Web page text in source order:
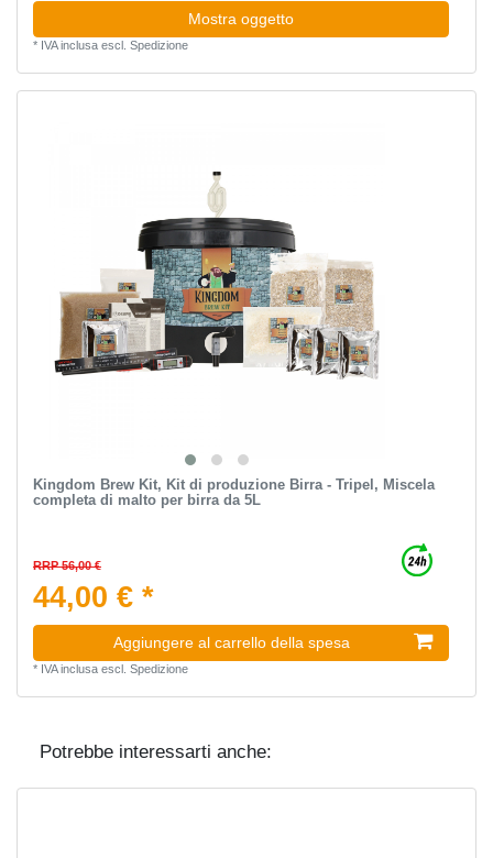
Mostra oggetto
* IVA inclusaescl. Spedizione
Kingdom Brew Kit, Kit di produzione Birra - Tripel, Miscela
completa di malto per birra da 5L
RRP 56,00 €
44,00 € *
Aggiungere al carrello della spesa
* IVA inclusaescl. Spedizione
Potrebbe interessarti anche: